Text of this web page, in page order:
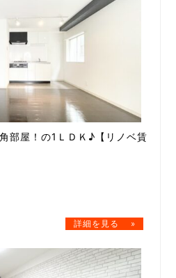
部屋！の1ＬＤＫ♪【リノベ賃